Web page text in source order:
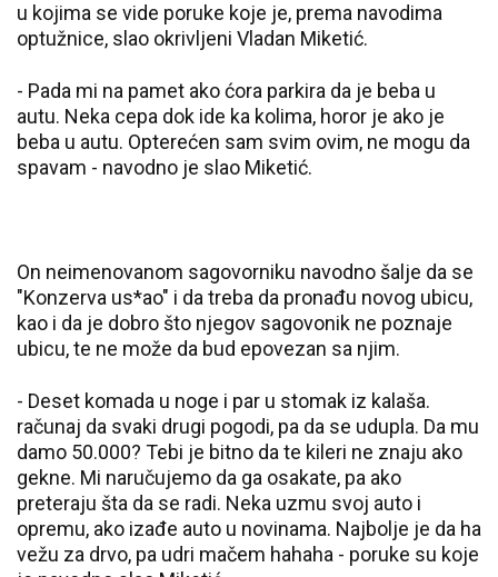
u kojima se vide poruke koje je, prema navodima
optužnice, slao okrivljeni Vladan Miketić.
- Pada mi na pamet ako ćora parkira da je beba u
autu. Neka cepa dok ide ka kolima, horor je ako je
beba u autu. Opterećen sam svim ovim, ne mogu da
spavam - navodno je slao Miketić.
On neimenovanom sagovorniku navodno šalje da se
"Konzerva us*ao" i da treba da pronađu novog ubicu,
kao i da je dobro što njegov sagovonik ne poznaje
ubicu, te ne može da bud epovezan sa njim.
- Deset komada u noge i par u stomak iz kalaša.
računaj da svaki drugi pogodi, pa da se udupla. Da mu
damo 50.000? Tebi je bitno da te kileri ne znaju ako
gekne. Mi naručujemo da ga osakate, pa ako
preteraju šta da se radi. Neka uzmu svoj auto i
opremu, ako izađe auto u novinama. Najbolje je da ha
vežu za drvo, pa udri mačem hahaha - poruke su koje